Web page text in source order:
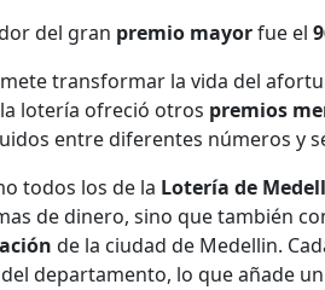
del gran premio mayorfue el
transformar la vida del
lotería ofreció otros premios
entre diferentes números y
todos los de la Lotería de
de dinero, sino que también
de la ciudad de Medellin.
departamento, lo que añade